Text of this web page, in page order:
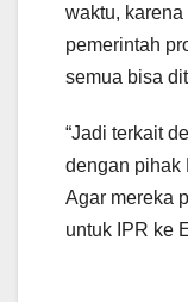
waktu,
pemerintah
semua bisa
“Jadi terkait
dengan pihak
Agar mereka
untuk IPR ke